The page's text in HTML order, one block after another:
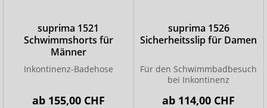
suprima 1521
Schwimmshorts für
Männer
Inkontinenz-Badehose
ab 155,00 CHF
suprima 1526
Sicherheitsslip für Damen
Für den Schwimmbadbesuch
bei Inkontinenz
ab 114,00 CHF